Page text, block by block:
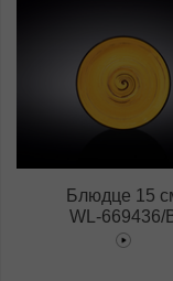
Блюдце 15
WL‑669436/